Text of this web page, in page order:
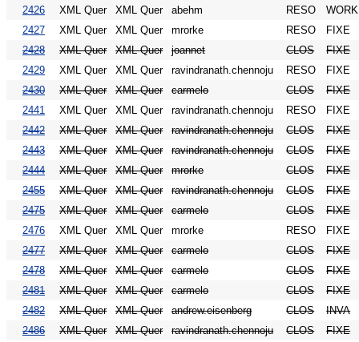
2426
XML Quer XML Quer abehm RESO
WORK
2427
XML Quer XML Quer mrorke RESO
FIXE
2428
XML Quer XML Quer joannet CLOS
FIXE
2429
XML Quer XML Quer ravindranath.chennoju RESO
FIXE
2430
XML Quer XML Quer carmelo CLOS
FIXE
2441
XML Quer XML Quer ravindranath.chennoju RESO
FIXE
2442
XML Quer XML Quer ravindranath.chennoju CLOS
FIXE
2443
XML Quer XML Quer ravindranath.chennoju CLOS
FIXE
2444
XML Quer XML Quer mrorke CLOS
FIXE
2455
XML Quer XML Quer ravindranath.chennoju CLOS
FIXE
2475
XML Quer XML Quer carmelo CLOS
FIXE
2476
XML Quer XML Quer mrorke RESO
FIXE
2477
XML Quer XML Quer carmelo CLOS
FIXE
2478
XML Quer XML Quer carmelo CLOS
FIXE
2481
XML Quer XML Quer carmelo CLOS
FIXE
2482
XML Quer XML Quer andrew.eisenberg CLOS
INVA
2486
XML Quer XML Quer ravindranath.chennoju CLOS FIXE